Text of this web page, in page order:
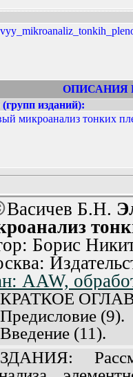
и более 20 изобретений...
ОПИСАНИЯ
изданий):
микроанализ тонких
Васичев Б.Н.
Борис
AAW,
КРАТКОЕ
Предисловие (9).
Введение (11).
Глава I.
тел (13).